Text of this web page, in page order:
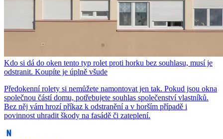
Kdo si dá do oken tento typ rolet proti horku bez souhlasu, musí je
odstranit. Koupíte je úplně všude
Předokenní rolety si nemůžete namontovat jen tak. Pokud jsou okna
společnou částí domu, potřebujete souhlas společenství vlastníků.
Bez něj vám hrozí příkaz k odstranění a v horším případě i
povinnost uhradit škody na fasádě či zateplení.